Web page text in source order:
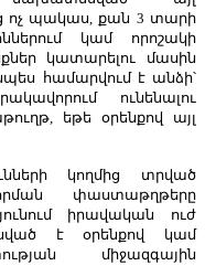
ոչ պակաս, քան 3 տարի
կամ որոշակի
կատարելու մասին
համարվում է անձի՝
ունենալու
եթե օրենքով այլ
կողմից տրված
փաստաթղթերը
իրավական ուժ
է օրենքով կամ
միջազգային